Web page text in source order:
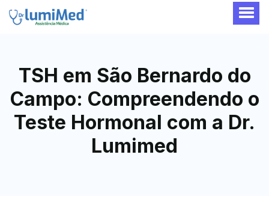
TSH em São Bernardo do
Campo: Compreendendo o
Teste Hormonal com a Dr.
Lumimed